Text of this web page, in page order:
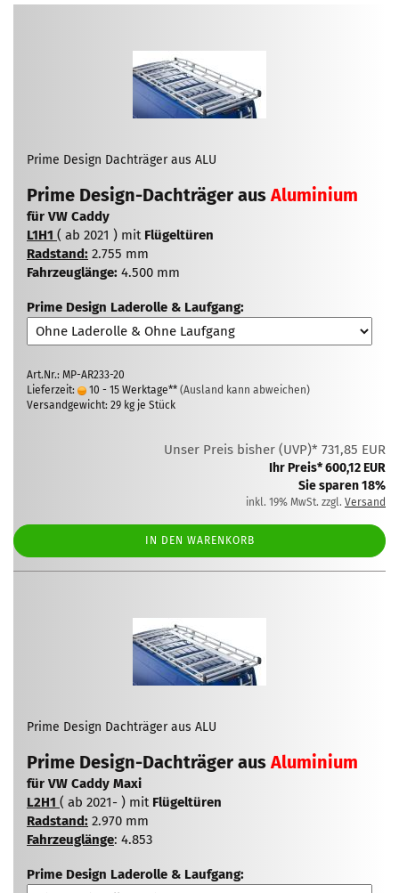
Prime Design Dachträger aus ALU
Prime Design-Dachträger ausAluminium
für VW Caddy
L1H1 ( ab 2021 ) mit Flügeltüren
Radstand: 2.755 mm
Fahrzeuglänge: 4.500 mm
Prime Design Laderolle & Laufgang:
Art.Nr.: MP-AR233-20
Lieferzeit:
10 - 15 Werktage** (Ausland kann abweichen)
Versandgewicht: 29 kg je Stück
Unser Preis bisher (UVP)* 731,85 EUR
Ihr Preis* 600,12 EUR
Sie sparen 18%
inkl. 19% MwSt. zzgl. Versand
IN DEN WARENKORB
Prime Design Dachträger aus ALU
Prime Design-Dachträger ausAluminium
für VW Caddy Maxi
L2H1 ( ab 2021- ) mit Flügeltüren
Radstand: 2.970 mm
Fahrzeuglänge: 4.853
Prime Design Laderolle & Laufgang: